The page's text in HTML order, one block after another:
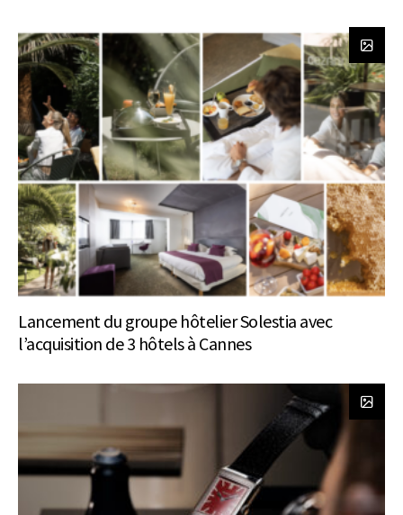
Lancement du groupe hôtelier Solestia avec
l’acquisition de 3 hôtels à Cannes